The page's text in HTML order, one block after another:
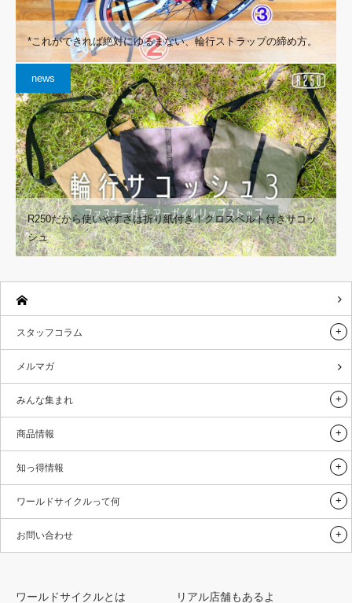
*これができれば絶対にゆるまない、輪行ストラップの締め方。
news
R250だから使いやすさは折り紙付き！クロスベルト付きサコッ
シュ
スタッフコラム
メルマガ
みんな集まれ
商品情報
知っ得情報
ワールドサイクルって何
お問い合わせ
ワールドサイクルとは リアル店舗もあるよ